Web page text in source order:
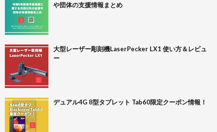
や団体の支援情報まとめ
大型レーザー彫刻機LaserPecker LX1 使い方＆レビュ
ー
デュアル4G 8型タブレット Tab60限定クーポン情報！